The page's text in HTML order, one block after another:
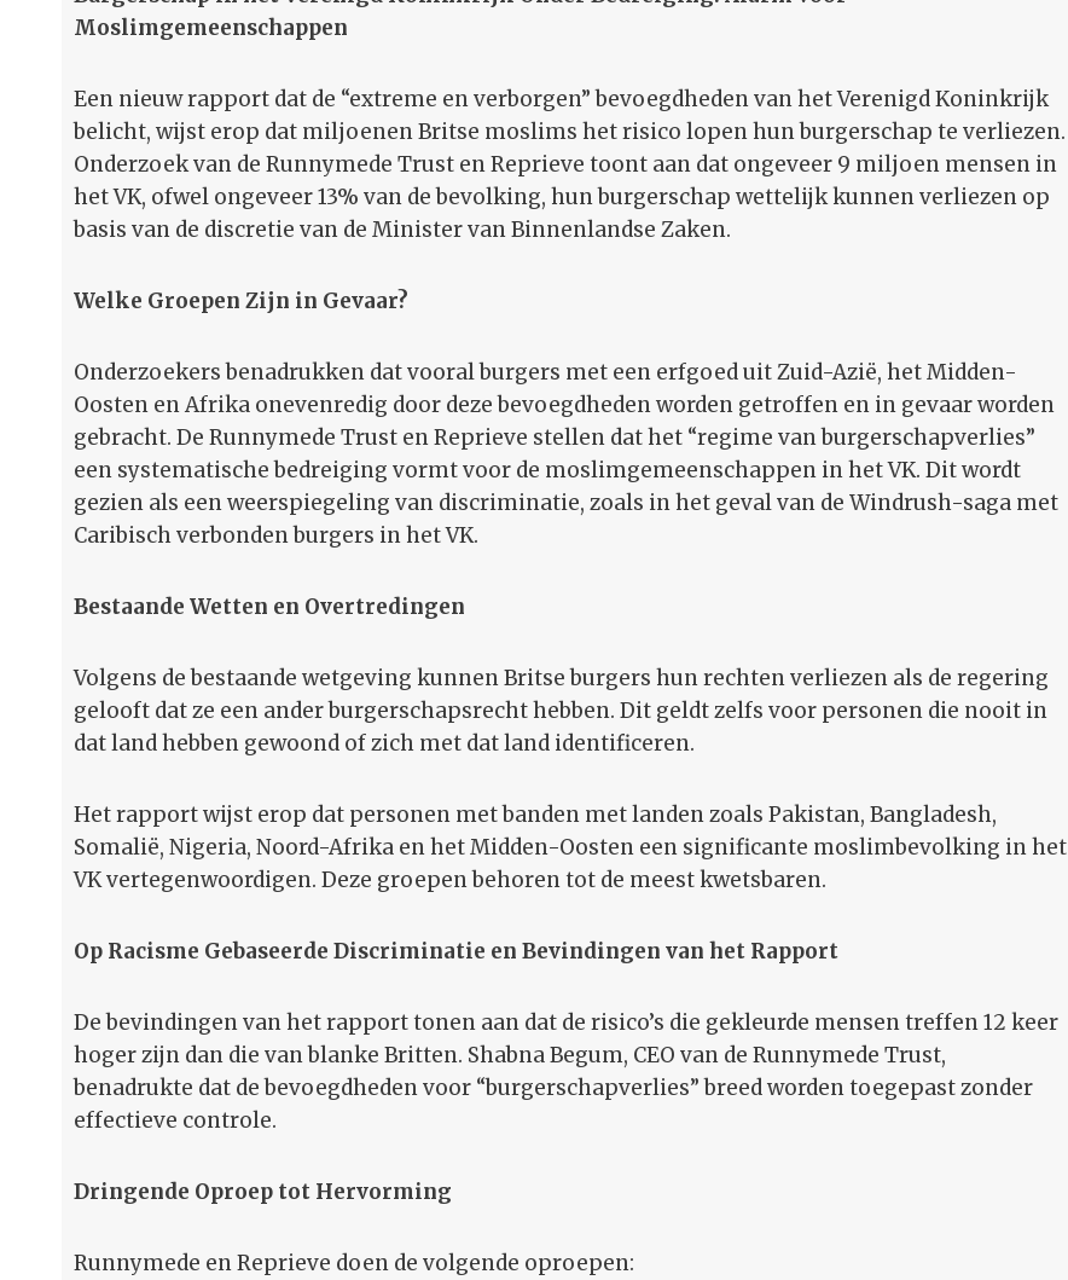
Moslimgemeenschappen
Een nieuw rapport dat de “extreme en verborgen” bevoegdheden van het Verenigd Koninkrijk
belicht, wijst erop dat miljoenen Britse moslims het risico lopen hun burgerschap te verliezen.
Onderzoek van de Runnymede Trust en Reprieve toont aan dat ongeveer 9 miljoen mensen in
het VK, ofwel ongeveer 13% van de bevolking, hun burgerschap wettelijk kunnen verliezen op
basis van de discretie van de Minister van Binnenlandse Zaken.
Welke Groepen Zijn in Gevaar?
Onderzoekers benadrukken dat vooral burgers met een erfgoed uit Zuid-Azië, het Midden-
Oosten en Afrika onevenredig door deze bevoegdheden worden getroffen en in gevaar worden
gebracht. De Runnymede Trust en Reprieve stellen dat het “regime van burgerschapverlies”
een systematische bedreiging vormt voor de moslimgemeenschappen in het VK. Dit wordt
gezien als een weerspiegeling van discriminatie, zoals in het geval van de Windrush-saga met
Caribisch verbonden burgers in het VK.
Bestaande Wetten en Overtredingen
Volgens de bestaande wetgeving kunnen Britse burgers hun rechten verliezen als de regering
gelooft dat ze een ander burgerschapsrecht hebben. Dit geldt zelfs voor personen die nooit in
dat land hebben gewoond of zich met dat land identificeren.
Het rapport wijst erop dat personen met banden met landen zoals Pakistan, Bangladesh,
Somalië, Nigeria, Noord-Afrika en het Midden-Oosten een significante moslimbevolking in het
VK vertegenwoordigen. Deze groepen behoren tot de meest kwetsbaren.
Op Racisme Gebaseerde Discriminatie en Bevindingen van het Rapport
De bevindingen van het rapport tonen aan dat de risico’s die gekleurde mensen treffen 12 keer
hoger zijn dan die van blanke Britten. Shabna Begum, CEO van de Runnymede Trust,
benadrukte dat de bevoegdheden voor “burgerschapverlies” breed worden toegepast zonder
effectieve controle.
Dringende Oproep tot Hervorming
Runnymede en Reprieve doen de volgende oproepen: